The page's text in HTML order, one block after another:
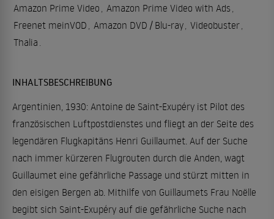
Amazon Prime Video
Amazon Prime Video with Ads
Freenet meinVOD
Amazon DVD / Blu-ray Videobuster
Thalia
INHALTSBESCHREIBUNG
Argentinien, 1930: Antoine de Saint-Exupéry ist Pilot des
französischen Luftpostdienstes und fliegt an der Seite des
legendären Flugkapitäns Henri Guillaumet. Auf der Suche
nach immer kürzeren Flugrouten durch die Anden, wagt
Guillaumet eine gefährliche Passage und stürzt mitten in
den eisigen Bergen ab. Mithilfe von Guillaumets Frau Noëlle
begibt sich Saint-Exupéry auf die gefährliche Suche nach